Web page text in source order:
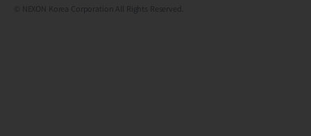
© NEXON Korea Corporation All Rights Reserved.